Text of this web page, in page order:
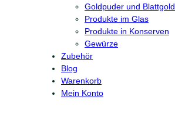
Goldpuder und Blattgold
Produkte im Glas
Produkte in Konserven
Gewürze
Zubehör
Blog
Warenkorb
Mein Konto